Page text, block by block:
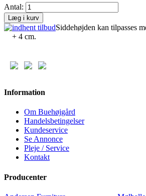
Antal:
Læg i kurv
Siddehøjden kan tilpasses
+ 4 cm.
Information
Om Buehøjgård
Handelsbetingelser
Kundeservice
Se Annonce
Pleje / Service
Kontakt
Producenter